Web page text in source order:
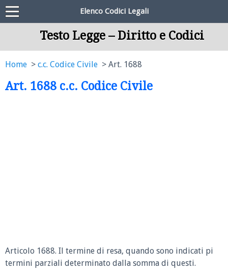
Elenco Codici Legali
Testo Legge – Diritto e Codici
Home c.c. Codice Civile Art. 1688
Art. 1688 c.c. Codice Civile
Articolo 1688. Il termine di resa, quando sono indicati pi
termini parziali determinato dalla somma di questi.